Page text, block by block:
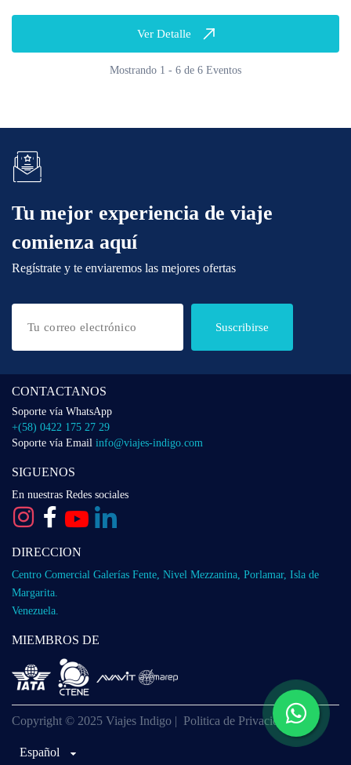
Español
Ver Detalle
Mostrando 1 - 6 de 6 Eventos
Tu mejor experiencia de viaje
comienza aquí
Regístrate y te enviaremos las mejores ofertas
Suscribirse
CONTACTANOS
Soporte vía WhatsApp
+(58) 0422 175 27 29
Soporte vía Email info@viajes-indigo.com
SIGUENOS
En nuestras Redes sociales
DIRECCION
Centro Comercial Galerías Fente, Nivel Mezzanina, Porlamar, Isla de
Margarita.
Venezuela.
MIEMBROS DE
Copyright © 2025 Viajes Indigo | Politica de Privacidad
Español